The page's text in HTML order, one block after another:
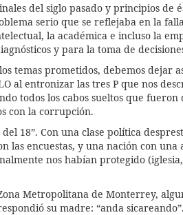
del siglo pasado y principios de
serio que se reflejaba en la
la académica e incluso la
y para la toma de
temas prometidos, debemos dejar
al entronizar las tres P que nos
todos los cabos sueltos que
con la corrupción.
18”. Con una clase política
las encuestas, y una nación con
nos habían protegido
Metropolitana de Monterrey,
su madre: “anda sicareando”.